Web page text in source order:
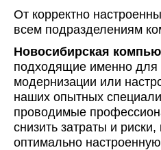
От корректно
всем подразделениям
Новосибирская
подходящие именно для
модернизации или
наших опытных
проводимые
снизить затраты и
оптимально